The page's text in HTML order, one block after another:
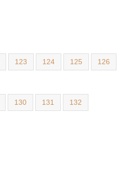
123 124 125 126
130 131 132